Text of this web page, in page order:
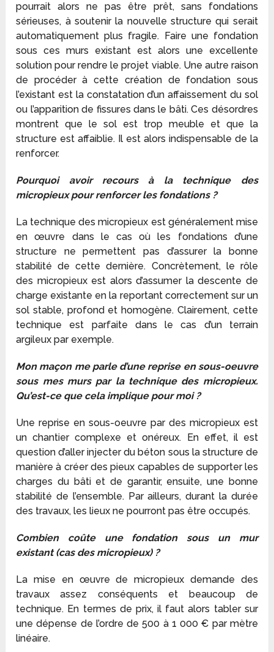
pourrait alors ne pas être prêt, sans fondations
sérieuses, à soutenir la nouvelle structure qui serait
automatiquement plus fragile. Faire une fondation
sous ces murs existant est alors une excellente
solution pour rendre le projet viable. Une autre raison
de procéder à cette création de fondation sous
l’existant est la constatation d’un affaissement du sol
ou l’apparition de fissures dans le bâti. Ces désordres
montrent que le sol est trop meuble et que la
structure est affaiblie. Il est alors indispensable de la
renforcer.
Pourquoi avoir recours à la technique des
micropieux pour renforcer les fondations ?
La technique des micropieux est généralement mise
en œuvre dans le cas où les fondations d’une
structure ne permettent pas d’assurer la bonne
stabilité de cette dernière. Concrètement, le rôle
des micropieux est alors d’assumer la descente de
charge existante en la reportant correctement sur un
sol stable, profond et homogène. Clairement, cette
technique est parfaite dans le cas d’un terrain
argileux par exemple.
Mon maçon me parle d’une reprise en sous-oeuvre
sous mes murs par la technique des micropieux.
Qu’est-ce que cela implique pour moi ?
Une reprise en sous-oeuvre par des micropieux est
un chantier complexe et onéreux. En effet, il est
question d’aller injecter du béton sous la structure de
manière à créer des pieux capables de supporter les
charges du bâti et de garantir, ensuite, une bonne
stabilité de l’ensemble. Par ailleurs, durant la durée
des travaux, les lieux ne pourront pas être occupés.
Combien coûte une fondation sous un mur
existant (cas des micropieux) ?
La mise en œuvre de micropieux demande des
travaux assez conséquents et beaucoup de
technique. En termes de prix, il faut alors tabler sur
une dépense de l’ordre de 500 à 1 000 € par mètre
linéaire.